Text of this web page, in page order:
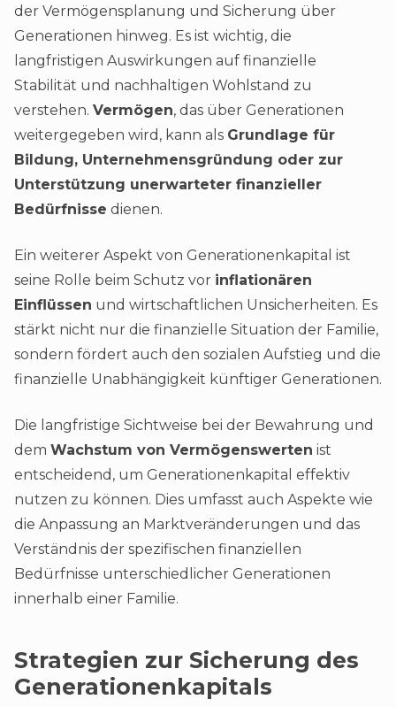
der Vermögensplanung und Sicherung über
Generationen hinweg. Es ist wichtig, die
langfristigen Auswirkungen auf finanzielle
Stabilität und nachhaltigen Wohlstand zu
verstehen. Vermögen, das über Generationen
weitergegeben wird, kann als Grundlage für
Bildung, Unternehmensgründung oder zur
Unterstützung unerwarteter finanzieller
Bedürfnisse dienen.
Ein weiterer Aspekt von Generationenkapital ist
seine Rolle beim Schutz vor inflationären
Einflüssen und wirtschaftlichen Unsicherheiten. Es
stärkt nicht nur die finanzielle Situation der Familie,
sondern fördert auch den sozialen Aufstieg und die
finanzielle Unabhängigkeit künftiger Generationen.
Die langfristige Sichtweise bei der Bewahrung und
dem Wachstum von Vermögenswerten ist
entscheidend, um Generationenkapital effektiv
nutzen zu können. Dies umfasst auch Aspekte wie
die Anpassung an Marktveränderungen und das
Verständnis der spezifischen finanziellen
Bedürfnisse unterschiedlicher Generationen
innerhalb einer Familie.
Strategien zur Sicherung des
Generationenkapitals